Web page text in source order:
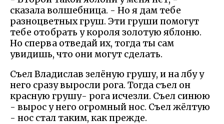
сказала волшебница. - Но я дам тебе
разноцветных груш. Эти груши помогут
тебе отобрать у короля золотую яблоню.
Но сперва отведай их, тогда ты сам
увидишь, что они могут сделать.
Съел Владислав зелёную грушу, и на лбу у
него сразу выросли рога. Тогда съел он
красную грушу- рога исчезли. Съел синюю
- вырос у него огромный нос. Съел жёлтую
- нос стал таким, как прежде.